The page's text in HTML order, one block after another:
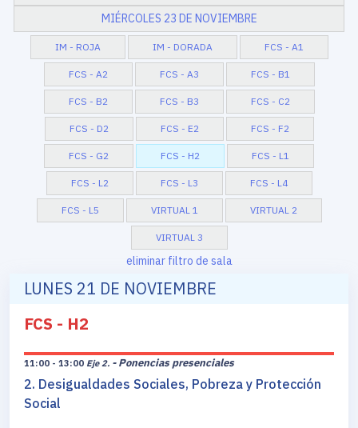
MIÉRCOLES 23 DE NOVIEMBRE
IM - ROJA IM - DORADA FCS - A1
FCS - A2 FCS - A3 FCS - B1
FCS - B2 FCS - B3 FCS - C2
FCS - D2 FCS - E2 FCS - F2
FCS - G2 FCS - H2 FCS - L1
FCS - L2 FCS - L3 FCS - L4
FCS - L5 VIRTUAL 1 VIRTUAL 2
VIRTUAL 3
eliminar filtro de sala
LUNES 21 DE NOVIEMBRE
FCS - H2
11:00 - 13:00 Eje 2. - Ponencias presenciales
2. Desigualdades Sociales, Pobreza y Protección
Social